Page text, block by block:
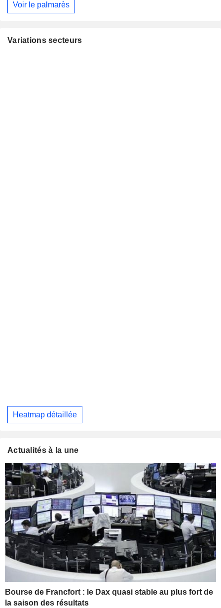
Voir le palmarès
Variations secteurs
Heatmap détaillée
Actualités à la une
Bourse de Francfort : le Dax quasi stable au plus fort de
la saison des résultats